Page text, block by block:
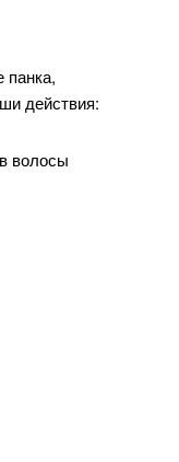
панка,
действия:
волосы